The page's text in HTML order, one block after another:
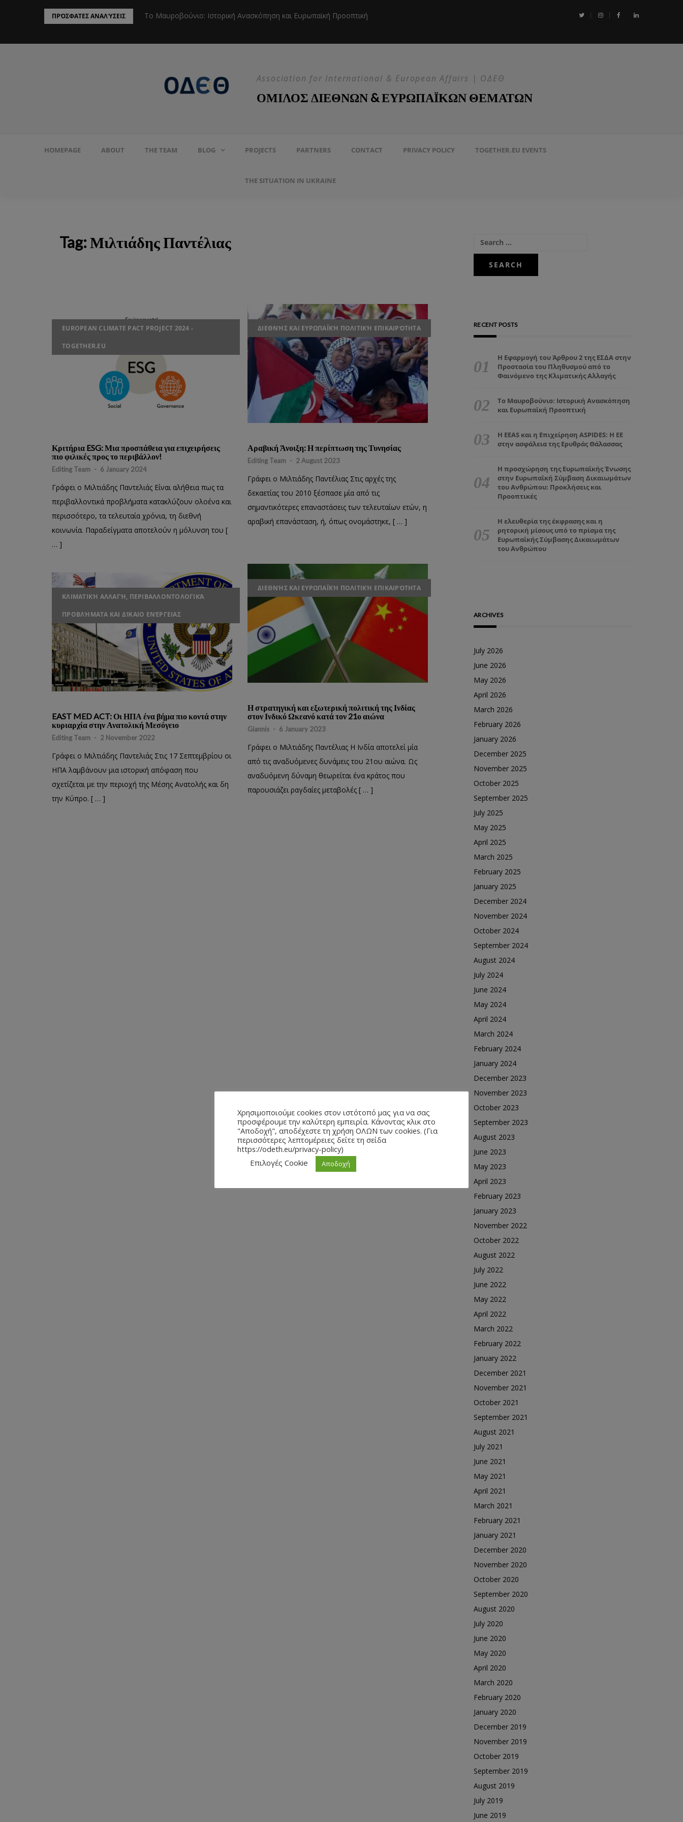
ΠΡΌΣΦΑΤΕΣ ΑΝΑΛΎΣΕΙΣ
Προστασία του Πληθυσμού από το Το Μαυροβούνιο: Ιστορική Ανασκόπηση και Ευρωπαϊκή Προοπτική Η EEAS και η Επιχείρηση ASPIDES: Η ΕΕ στην ασφάλεια της Ερυθράς
Association for International & European Affairs | ΟΔΕΘ
ΟΜΙΛΟΣ ΔΙΕΘΝΩΝ & ΕΥΡΩΠΑΪΚΩΝ ΘΕΜΑΤΩΝ
HOMEPAGE ABOUT THE TEAM BLOG PROJECTS PARTNERS CONTACT PRIVACY POLICY TOGETHER.EU EVENTS
THE SITUATION IN UKRAINE
Tag:Μιλτιάδης Παντέλιας
EUROPEAN CLIMATE PACT PROJECT 2024 -
TOGETHER.EU
Κριτήρια ESG: Μια προσπάθεια για επιχειρήσεις
πιο φιλικές προς το περιβάλλον!
Editing Team - 6 January 2024
Γράφει ο Μιλτιάδης Παντελιάς Είναι αλήθεια πως τα
περιβαλλοντικά προβλήματα κατακλύζουν ολοένα και
περισσότερο, τα τελευταία χρόνια, τη διεθνή
κοινωνία. Παραδείγματα αποτελούν η μόλυνση του [
… ]
ΔΙΕΘΝΉΣ ΚΑΙ ΕΥΡΩΠΑΪΚΉ ΠΟΛΙΤΙΚΉ ΕΠΙΚΑΙΡΌΤΗΤΑ
Αραβική Άνοιξη: Η περίπτωση της Τυνησίας
Editing Team - 2 August 2023
Γράφει ο Μιλτιάδης Παντέλιας Στις αρχές της
δεκαετίας του 2010 ξέσπασε μία από τις
σημαντικότερες επαναστάσεις των τελευταίων ετών, η
αραβική επανάσταση, ή, όπως ονομάστηκε, [ … ]
ΔΙΕΘΝΉΣ ΚΑΙ ΕΥΡΩΠΑΪΚΉ ΠΟΛΙΤΙΚΉ ΕΠΙΚΑΙΡΌΤΗΤΑ
Η στρατηγική και εξωτερική πολιτική της Ινδίας
στον Ινδικό Ωκεανό κατά τον 21ο αιώνα
Giannis - 6 January 2023
Γράφει ο Μιλτιάδης Παντέλιας Η Ινδία αποτελεί μία
από τις αναδυόμενες δυνάμεις του 21ου αιώνα. Ως
αναδυόμενη δύναμη θεωρείται ένα κράτος που
παρουσιάζει ραγδαίες μεταβολές [ … ]
ΚΛΙΜΑΤΙΚΉ ΑΛΛΑΓΉ, ΠΕΡΙΒΑΛΛΟΝΤΟΛΟΓΙΚΆ
ΠΡΟΒΛΉΜΑΤΑ ΚΑΙ ΔΊΚΑΙΟ ΕΝΈΡΓΕΙΑΣ
EAST MED ACT: Οι ΗΠΑ ένα βήμα πιο κοντά στην
κυριαρχία στην Ανατολική Μεσόγειο
Editing Team - 2 November 2022
Γράφει ο Μιλτιάδης Παντελιάς Στις 17 Σεπτεμβρίου οι
ΗΠΑ λαμβάνουν μια ιστορική απόφαση που
σχετίζεται με την περιοχή της Μέσης Ανατολής και δη
την Κύπρο. [ … ]
RECENT POSTS
Η Εφαρμογή του Άρθρου 2 της ΕΣΔΑ στην
Προστασία του Πληθυσμού από το
Φαινόμενο της Κλιματικής Αλλαγής
Το Μαυροβούνιο: Ιστορική Ανασκόπηση
και Ευρωπαϊκή Προοπτική
Η EEAS και η Επιχείρηση ASPIDES: Η ΕΕ
στην ασφάλεια της Ερυθράς Θάλασσας
Η προσχώρηση της Ευρωπαϊκής Ένωσης
στην Ευρωπαϊκή Σύμβαση Δικαιωμάτων
του Ανθρώπου: Προκλήσεις και
Προοπτικές
Η ελευθερία της έκφρασης και η
ρητορική μίσους υπό το πρίσμα της
Ευρωπαϊκής Σύμβασης Δικαιωμάτων
του Ανθρώπου
ARCHIVES
July 2026
June 2026
May 2026
April 2026
March 2026
February 2026
January 2026
December 2025
November 2025
October 2025
September 2025
July 2025
May 2025
April 2025
March 2025
February 2025
January 2025
December 2024
November 2024
October 2024
September 2024
August 2024
July 2024
June 2024
May 2024
April 2024
March 2024
February 2024
January 2024
December 2023
November 2023
October 2023
September 2023
August 2023
June 2023
May 2023
April 2023
February 2023
January 2023
November 2022
October 2022
August 2022
July 2022
June 2022
May 2022
April 2022
March 2022
February 2022
January 2022
December 2021
November 2021
October 2021
September 2021
August 2021
July 2021
June 2021
May 2021
April 2021
March 2021
February 2021
January 2021
December 2020
November 2020
October 2020
September 2020
August 2020
July 2020
June 2020
May 2020
April 2020
March 2020
February 2020
January 2020
December 2019
November 2019
October 2019
September 2019
August 2019
July 2019
June 2019
Χρησιμοποιούμε cookies στον ιστότοπό μας για να σας
προσφέρουμε την καλύτερη εμπειρία. Κάνοντας κλικ στο
"Αποδοχή", αποδέχεστε τη χρήση ΟΛΩΝ των cookies. (Για
περισσότερες λεπτομέρειες δείτε τη σείδα
https://odeth.eu/privacy-policy)
Επιλογές Cookie
Αποδοχή